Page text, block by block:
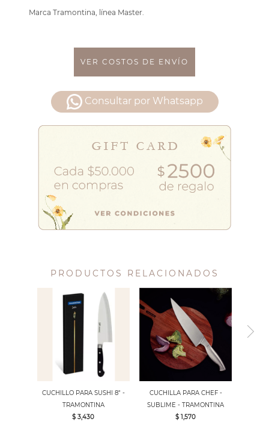
Marca Tramontina, línea Master.
VER COSTOS DE ENVÍO
Consultar por Whatsapp
PRODUCTOS RELACIONADOS
CUCHILLO PARA SUSHI 8" -
TRAMONTINA
$ 3,430
CUCHILLA PARA CHEF -
SUBLIME - TRAMONTINA
$ 1,570